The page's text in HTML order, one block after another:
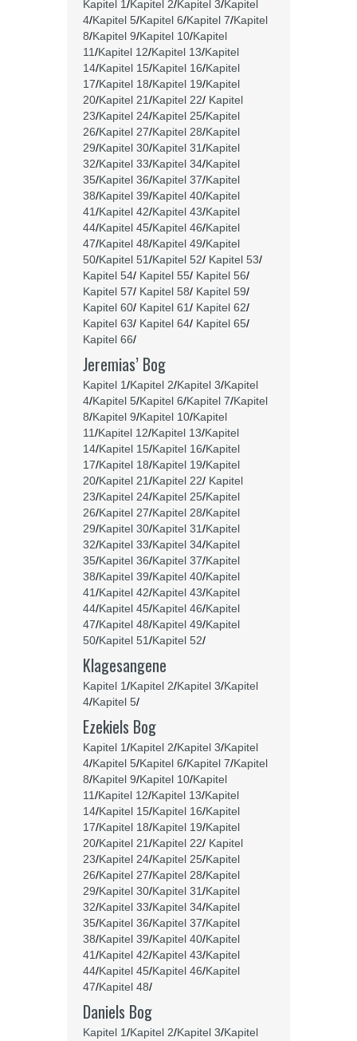
Kapitel 1/Kapitel 2/Kapitel 3/Kapitel
4/Kapitel 5/Kapitel 6/Kapitel 7/Kapitel
8/Kapitel 9/Kapitel 10/Kapitel
11/Kapitel 12/Kapitel 13/Kapitel
14/Kapitel 15/Kapitel 16/Kapitel
17/Kapitel 18/Kapitel 19/Kapitel
20/Kapitel 21/Kapitel 22/ Kapitel
23/Kapitel 24/Kapitel 25/Kapitel
26/Kapitel 27/Kapitel 28/Kapitel
29/Kapitel 30/Kapitel 31/Kapitel
32/Kapitel 33/Kapitel 34/Kapitel
35/Kapitel 36/Kapitel 37/Kapitel
38/Kapitel 39/Kapitel 40/Kapitel
41/Kapitel 42/Kapitel 43/Kapitel
44/Kapitel 45/Kapitel 46/Kapitel
47/Kapitel 48/Kapitel 49/Kapitel
50/Kapitel 51/Kapitel 52/ Kapitel 53/
Kapitel 54/ Kapitel 55/ Kapitel 56/
Kapitel 57/ Kapitel 58/ Kapitel 59/
Kapitel 60/ Kapitel 61/ Kapitel 62/
Kapitel 63/ Kapitel 64/ Kapitel 65/
Kapitel 66/
Jeremias’ Bog
Kapitel 1/Kapitel 2/Kapitel 3/Kapitel
4/Kapitel 5/Kapitel 6/Kapitel 7/Kapitel
8/Kapitel 9/Kapitel 10/Kapitel
11/Kapitel 12/Kapitel 13/Kapitel
14/Kapitel 15/Kapitel 16/Kapitel
17/Kapitel 18/Kapitel 19/Kapitel
20/Kapitel 21/Kapitel 22/ Kapitel
23/Kapitel 24/Kapitel 25/Kapitel
26/Kapitel 27/Kapitel 28/Kapitel
29/Kapitel 30/Kapitel 31/Kapitel
32/Kapitel 33/Kapitel 34/Kapitel
35/Kapitel 36/Kapitel 37/Kapitel
38/Kapitel 39/Kapitel 40/Kapitel
41/Kapitel 42/Kapitel 43/Kapitel
44/Kapitel 45/Kapitel 46/Kapitel
47/Kapitel 48/Kapitel 49/Kapitel
50/Kapitel 51/Kapitel 52/
Klagesangene
Kapitel 1/Kapitel 2/Kapitel 3/Kapitel
4/Kapitel 5/
Ezekiels Bog
Kapitel 1/Kapitel 2/Kapitel 3/Kapitel
4/Kapitel 5/Kapitel 6/Kapitel 7/Kapitel
8/Kapitel 9/Kapitel 10/Kapitel
11/Kapitel 12/Kapitel 13/Kapitel
14/Kapitel 15/Kapitel 16/Kapitel
17/Kapitel 18/Kapitel 19/Kapitel
20/Kapitel 21/Kapitel 22/ Kapitel
23/Kapitel 24/Kapitel 25/Kapitel
26/Kapitel 27/Kapitel 28/Kapitel
29/Kapitel 30/Kapitel 31/Kapitel
32/Kapitel 33/Kapitel 34/Kapitel
35/Kapitel 36/Kapitel 37/Kapitel
38/Kapitel 39/Kapitel 40/Kapitel
41/Kapitel 42/Kapitel 43/Kapitel
44/Kapitel 45/Kapitel 46/Kapitel
47/Kapitel 48/
Daniels Bog
Kapitel 1/Kapitel 2/Kapitel 3/Kapitel